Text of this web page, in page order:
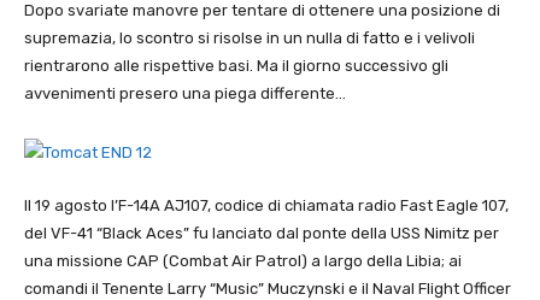
Dopo svariate manovre per tentare di ottenere una posizione di
supremazia, lo scontro si risolse in un nulla di fatto e i velivoli
rientrarono alle rispettive basi. Ma il giorno successivo gli
avvenimenti presero una piega differente…
Il 19 agosto l’F-14A AJ107, codice di chiamata radio Fast Eagle 107,
del VF-41 “Black Aces” fu lanciato dal ponte della USS Nimitz per
una missione CAP (Combat Air Patrol) a largo della Libia; ai
comandi il Tenente Larry “Music” Muczynski e il Naval Flight Officer